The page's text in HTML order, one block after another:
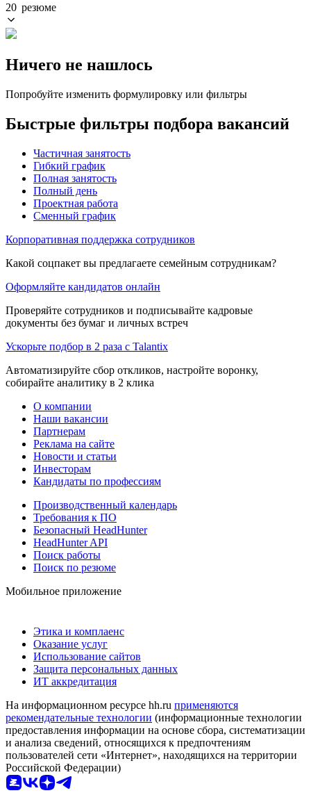
20 резюме
Ничего не нашлось
Попробуйте изменить формулировку или фильтры
Быстрые фильтры подбора вакансий
Частичная занятость
Гибкий график
Полная занятость
Полный день
Проектная работа
Сменный график
Корпоративная поддержка сотрудников
Какой соцпакет вы предлагаете семейным сотрудникам?
Оформляйте кандидатов онлайн
Проверяйте сотрудников и подписывайте кадровые
документы без бумаг и личных встреч
Ускорьте подбор в 2 раза с Talantix
Автоматизируйте сбор откликов, настройте воронку,
собирайте аналитику в 2 клика
О компании
Наши вакансии
Партнерам
Реклама на сайте
Новости и статьи
Инвесторам
Кандидаты по профессиям
Производственный календарь
Требования к ПО
Безопасный HeadHunter
HeadHunter API
Поиск работы
Поиск по резюме
Мобильное приложение
Этика и комплаенс
Оказание услуг
Использование сайтов
Защита персональных данных
ИТ аккредитация
На информационном ресурсе hh.ru применяются
рекомендательные технологии (информационные технологии
предоставления информации на основе сбора, систематизации
и анализа сведений, относящихся к предпочтениям
пользователей сети «Интернет», находящихся на территории
Российской Федерации)